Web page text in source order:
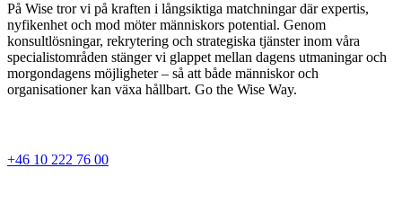
På Wise tror vi på kraften i långsiktiga matchningar där expertis,
nyfikenhet och mod möter människors potential. Genom
konsultlösningar, rekrytering och strategiska tjänster inom våra
specialistområden stänger vi glappet mellan dagens utmaningar och
morgondagens möjligheter – så att både människor och
organisationer kan växa hållbart. Go the Wise Way.
+46 10 222 76 00